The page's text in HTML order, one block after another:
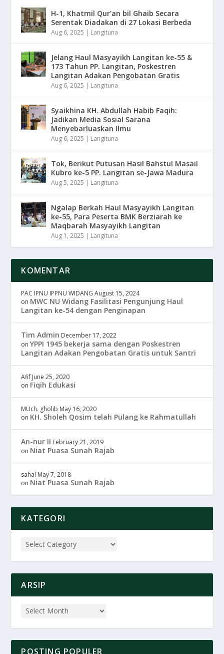
H-1, Khatmil Qur’an bil Ghaib Secara
Serentak Diadakan di 27 Lokasi Berbeda
Aug 6, 2025 | Langituna
Jelang Haul Masyayikh Langitan ke-55 &
173 Tahun PP. Langitan, Poskestren
Langitan Adakan Pengobatan Gratis
Aug 6, 2025 | Langituna
Syaikhina KH. Abdullah Habib Faqih:
Jadikan Media Sosial Sarana
Menyebarluaskan Ilmu
Aug 6, 2025 | Langituna
Tok, Berikut Putusan Hasil Bahstul Masail
Kubro ke-5 PP. Langitan se-Jawa Madura
Aug 5, 2025 | Langituna
Ngalap Berkah Haul Masyayikh Langitan
ke-55, Para Peserta BMK Berziarah ke
Maqbarah Masyayikh Langitan
Aug 1, 2025 | Langituna
KOMENTAR
PAC IPNU IPPNU WIDANG August 15, 2024
on MWC NU Widang Fasilitasi Pengunjung Haul
Langitan ke-54 dengan Penginapan
Tim Admin December 17, 2022
onYPPI 1945 bekerja sama dengan Poskestren
Langitan Adakan Pengobatan Gratis untuk Santri
Afif June 25, 2020
on Fiqih Edukasi
MUch. gholib May 16, 2020
on KH. Sholeh Qosim telah Pulang ke Rahmatullah
An-nur II February 21, 2019
on Niat Puasa Sunah Rajab
sahal May 7, 2018
on Niat Puasa Sunah Rajab
KATEGORI
ARSIP
POSTING POPULER